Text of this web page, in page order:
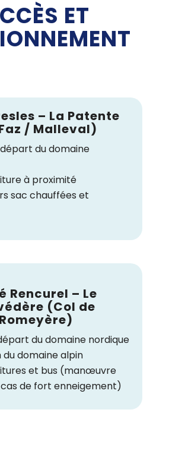
ET
– La Patente
/ Malleval)
du domaine
à proximité
sac chauffées et
Rencurel – Le
(Col de
Romeyère)
du domaine nordique
du domaine alpin
et bus (manœuvre
de fort enneigement)